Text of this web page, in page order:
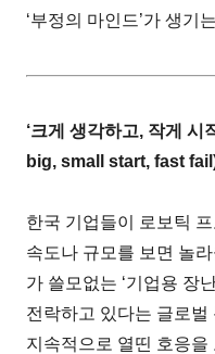
‘부정의 마인드’가 생기
‘크게 생각하고, 작게
big, small start, fast
한국 기업들이 로보틱
속도나 규모를 보면 놀
가 쓸모없는 ‘기업용 장
전락하고 있다는 글로
지속적으로 열띤 호응을